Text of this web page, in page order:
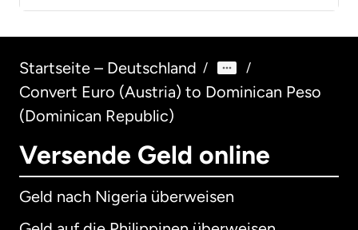
Startseite – Deutschland / /
Convert Euro (Austria) to Dominican Peso
(Dominican Republic)
Versende Geld online
Geld nach Nigeria überweisen